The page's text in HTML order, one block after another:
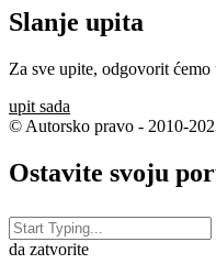
Slanje upita
Za sve upite, odgovorit ćemo
upit sada
© Autorsko pravo - 2010-
Ostavite svoju
da zatvorite